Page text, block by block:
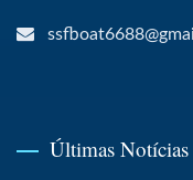
Últimas Notícias